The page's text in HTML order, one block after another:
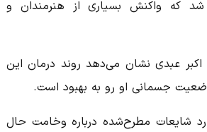
که واکنش بسیاری از هنرمندان و
اکبر عبدی نشان می‌دهد روند درمان این
جسمانی او رو به بهبود است.
رد شایعات مطرح‌شده درباره وخامت حال